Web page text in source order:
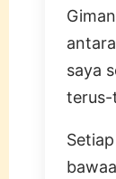
saya
terus-